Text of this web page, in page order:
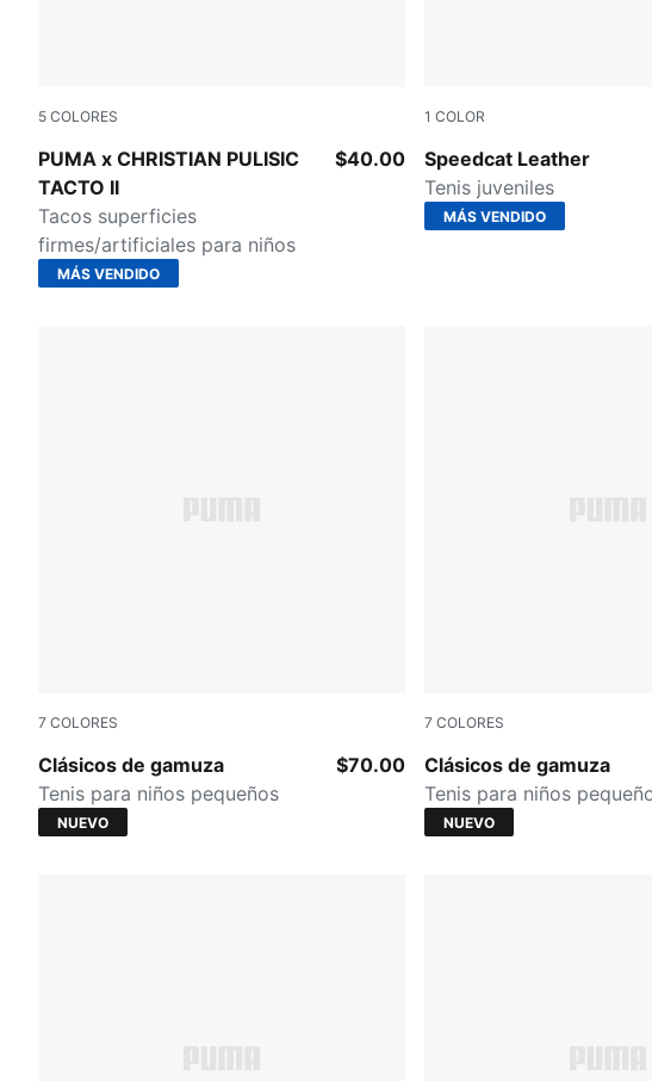
5 COLORES
PUMA x CHRISTIAN PULISIC
TACTO II
PUMA Red-PUMA Black
Tacos superficies
firmes/artificiales para niños
$40.00
MÁS VENDIDO
1 COLOR
Speedcat Leather
PUMA White-PUMA Black
Tenis juveniles
MÁS VENDIDO
7 COLORES
Clásicos de gamuza
Pink Lady-PUMA White
Tenis para niños pequeños
$70.00
NUEVO
7 COLORES
Clásicos de gamuza
Puma Black-Puma White
Tenis para niños
NUEVO